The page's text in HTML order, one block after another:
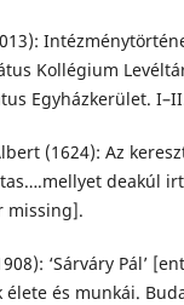
Kollégium
Egyházkerület.
(1624): Az
deakúl irt
missing].
‘Sárváry Pál’
élete és munkái.